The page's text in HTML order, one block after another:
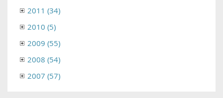
2011 (34)
2010 (5)
2009 (55)
2008 (54)
2007 (57)